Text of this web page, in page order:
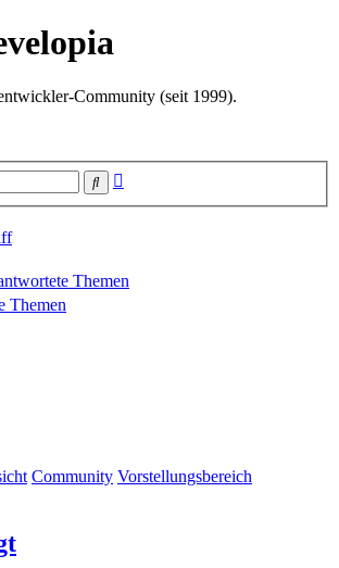
Community (seit 1999).
Suche
Themen
Themen
Community Vorstellungsbereich